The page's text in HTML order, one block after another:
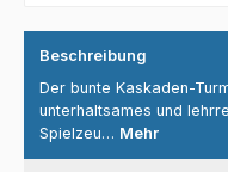
Beschreibung
Der bunte Kaskaden-
unterhaltsames und
Spielzeu… Mehr